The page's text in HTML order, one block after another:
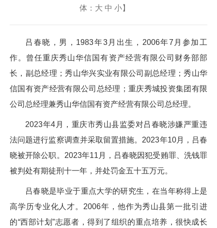
体： 大 中 小】
吕春晓，男，1983年3月出生，2006年7月参加工
作。曾任重庆秀山华信国有资产经营有限公司财务部部
长，副总经理；秀山华兴实业有限公司副总经理；秀山华
信国有资产经营有限公司总经理；重庆秀城投资集团有限
公司总经理兼秀山华信国有资产经营有限公司总经理。
2023年4月，重庆市秀山县监委对吕春晓涉嫌严重违
法问题进行监察调查并采取留置措施。2023年10月，吕春
晓被开除公职。2023年11月，吕春晓因犯受贿罪、洗钱罪
被判处有期徒刑十一年，并处罚金五十五万元。
吕春晓是毕业于重点大学的研究生，在当年称得上是
高学历专业化人才。2006年，他作为秀山县第一批引进
的“西部计划”志愿者，得到了组织的重点培养，很快成长